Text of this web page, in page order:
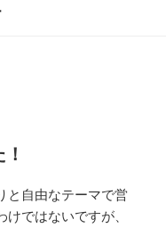
と自由なテーマで営
ではないですが、